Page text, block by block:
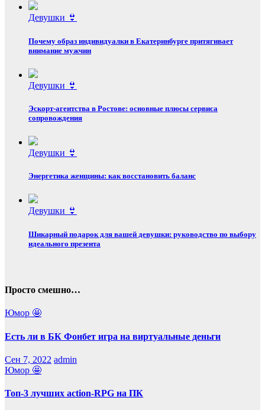
Девушки 👙
Почему образ индивидуалки в Екатеринбурге притягивает
внимание мужчин
Девушки 👙
Эскорт‑агентства в Ростове: основные плюсы сервиса
сопровождения
Девушки 👙
Энергетика женщины: как восстановить баланс
Девушки 👙
Шикарный подарок для вашей девушки: руководство по выбору
идеального презента
Просто смешно…
Юмор 🤩
Есть ли в БК Фонбет игра на виртуальные деньги
Сен 7, 2022 admin
Юмор 🤩
Топ-3 лучших action-RPG на ПК